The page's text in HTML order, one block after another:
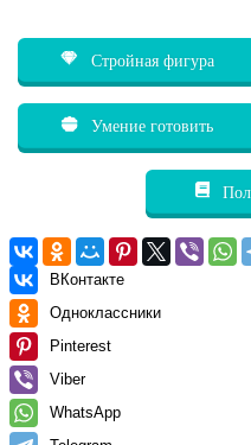
Стройная фигура
Умение готовить
ВКонтакте
Одноклассники
Pinterest
Viber
WhatsApp